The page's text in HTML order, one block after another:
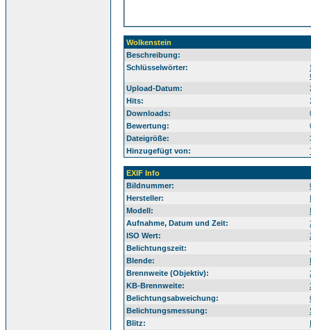
Wolkenstein
Beschreibung:
Schlüsselwörter:
Upload-Datum:
Hits:
Downloads:
Bewertung:
Dateigröße:
Hinzugefügt von:
EXIF Info
Bildnummer:
Hersteller:
Modell:
Aufnahme, Datum und Zeit:
ISO Wert:
Belichtungszeit:
Blende:
Brennweite (Objektiv):
KB-Brennweite:
Belichtungsabweichung:
Belichtungsmessung:
Blitz: